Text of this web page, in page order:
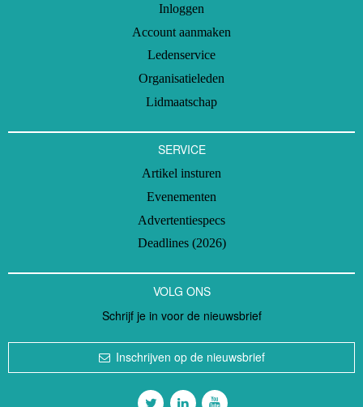
Inloggen
Account aanmaken
Ledenservice
Organisatieleden
Lidmaatschap
SERVICE
Artikel insturen
Evenementen
Advertentiespecs
Deadlines (2026)
VOLG ONS
Schrijf je in voor de nieuwsbrief
Inschrijven op de nieuwsbrief